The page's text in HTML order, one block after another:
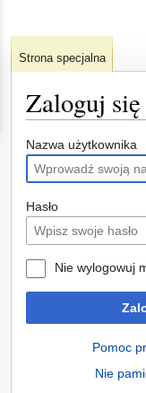
Zaloguj się
Nazwa użytkownika
Hasło
Nie wylogowuj
Pomoc
Nie
Strona specjalna